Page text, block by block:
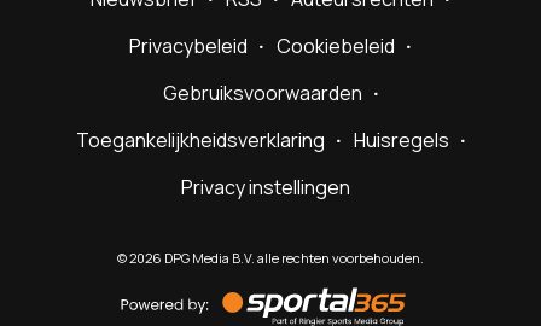
Privacybeleid
Cookiebeleid
Gebruiksvoorwaarden
Toegankelijkheidsverklaring
Huisregels
Privacy instellingen
©2026 DPG Media B.V. alle rechten voorbehouden.
by
Sportal365